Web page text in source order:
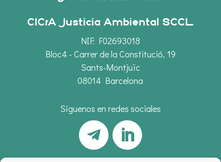
CICrA Justicia Ambiental SCCL
NIF: F02693018
Bloc4 - Carrer de la Constitució, 19
Sants-Montjuïc
08014 Barcelona
Síguenos en redes sociales